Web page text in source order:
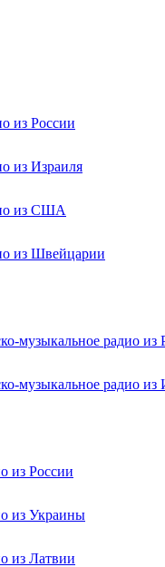
из России
из Израиля
из США
из Швейцарии
музыкальное радио из
музыкальное радио из
из России
из Украины
из Латвии